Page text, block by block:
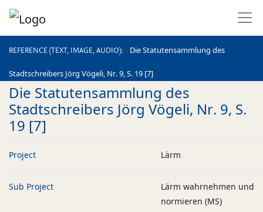
REFERENCE (TEXT, IMAGE, AUDIO) Die Statutensammlung des
Stadtschreibers Jörg Vögeli, Nr. 9, S. 19 [7]
REFERENCE (TEXT, IMAGE, AUDIO)
Die Statutensammlung des
Stadtschreibers Jörg Vögeli, Nr. 9, S.
19 [7]
Project Lärm
Sub Project
Lärm wahrnehmen und
normieren (MS)